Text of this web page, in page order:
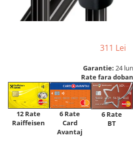
311 Lei
Garantie: 24
Rate fara
12 Rate
Raiffeisen
6 Rate
Card
Avantaj
6 Rate
BT